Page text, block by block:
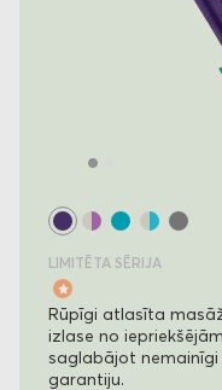
LIMITĒTA SĒRIJA
Rūpīgi atlasīta
izlase no
saglabājot
garantiju.